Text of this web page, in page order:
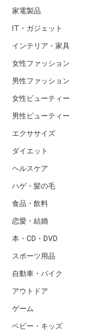
家電製品
IT・ガジェット
インテリア・家具
女性ファッション
男性ファッション
女性ビューティー
男性ビューティー
エクササイズ
ダイエット
ヘルスケア
ハゲ・髪の毛
食品・飲料
恋愛・結婚
本・CD・DVD
スポーツ用品
自動車・バイク
アウトドア
ゲーム
ベビー・キッズ